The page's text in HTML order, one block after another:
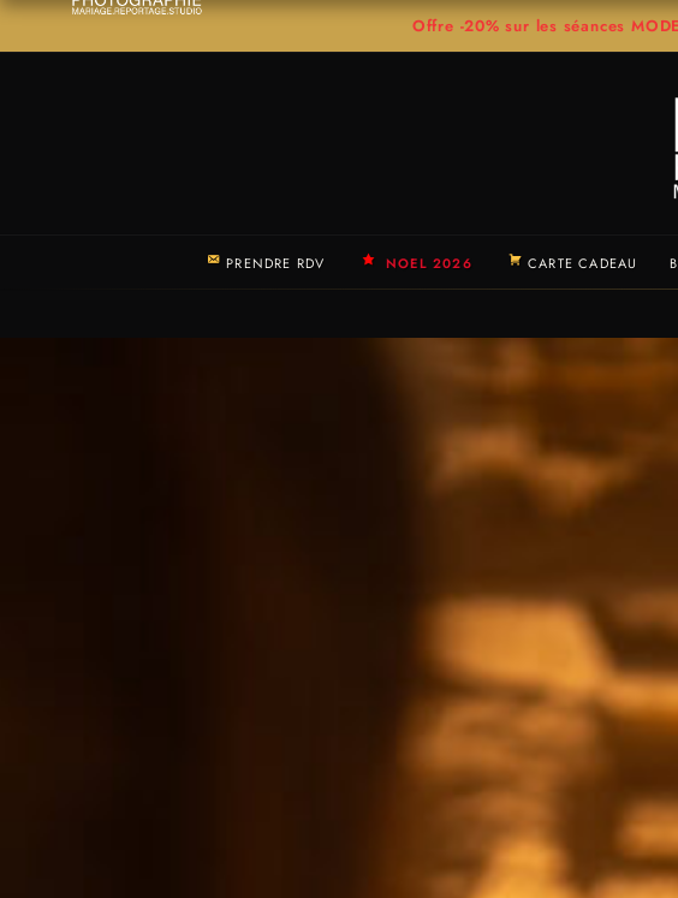
Offre -20% sur les séances
PRENDRE RDV NOEL 2026 CARTE CADEAU